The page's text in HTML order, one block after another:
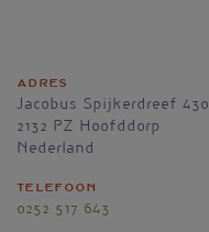
Adres
Jacobus Spijkerdreef 430
2132 PZ Hoofddorp
Nederland
Telefoon
0252 517 643